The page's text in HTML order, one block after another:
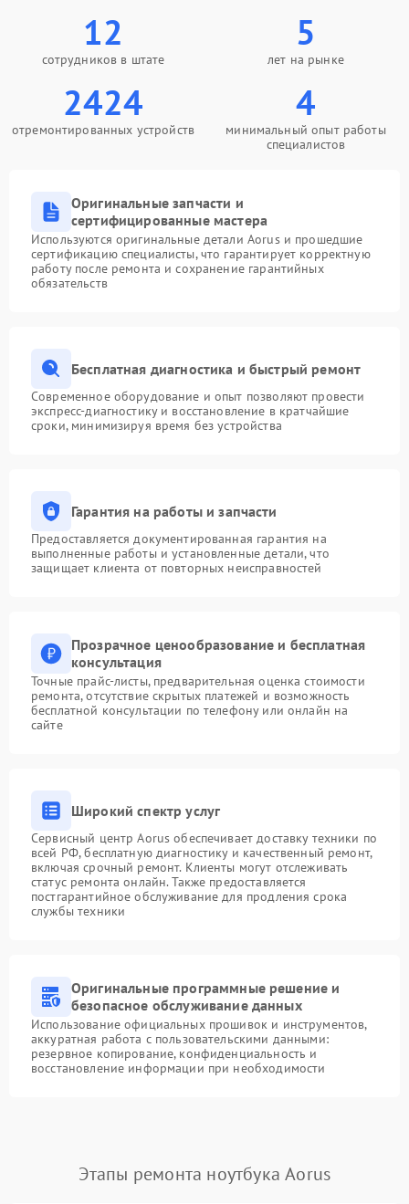
12
сотрудников в штате
5
лет на рынке
2424
отремонтированных устройств
4
минимальный опыт работы
специалистов
Оригинальные запчасти и
сертифицированные мастера
Используются оригинальные детали Aorus и прошедшие
сертификацию специалисты, что гарантирует корректную
работу после ремонта и сохранение гарантийных
обязательств
Бесплатная диагностика и быстрый ремонт
Современное оборудование и опыт позволяют провести
экспресс-диагностику и восстановление в кратчайшие
сроки, минимизируя время без устройства
Гарантия на работы и запчасти
Предоставляется документированная гарантия на
выполненные работы и установленные детали, что
защищает клиента от повторных неисправностей
Прозрачное ценообразование и бесплатная
консультация
Точные прайс-листы, предварительная оценка стоимости
ремонта, отсутствие скрытых платежей и возможность
бесплатной консультации по телефону или онлайн на
сайте
Широкий спектр услуг
Сервисный центр Aorus обеспечивает доставку техники по
всей РФ, бесплатную диагностику и качественный ремонт,
включая срочный ремонт. Клиенты могут отслеживать
статус ремонта онлайн. Также предоставляется
постгарантийное обслуживание для продления срока
службы техники
Оригинальные программные решение и
безопасное обслуживание данных
Использование официальных прошивок и инструментов,
аккуратная работа с пользовательскими данными:
резервное копирование, конфиденциальность и
восстановление информации при необходимости
Этапы ремонта ноутбука Aorus